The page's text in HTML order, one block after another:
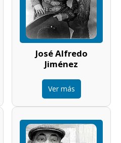
José Alfredo
Jiménez
Ver más